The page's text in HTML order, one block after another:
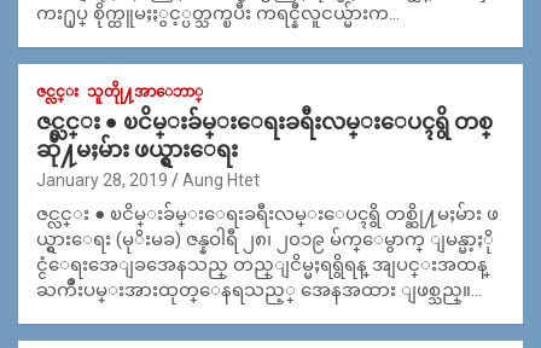
ကး႐ုပ္ စိုက္ထူမႈႏွင့္ပတ္သက္ၿပီး ကရင္နီလူငယ္မ်ားက…
ဇင္လင္း သူတိုု႔အာေဘာ္
ဇင္လင္း ● ၿငိမ္းခ်မ္းေရးခရီးလမ္းေပၚရွိ တစ္
ဆို႔မႈမ်ား ဖယ္ရွားေရး
January 28, 2019 Aung Htet
ဇင္လင္း ● ၿငိမ္းခ်မ္းေရးခရီးလမ္းေပၚရွိ တစ္ဆို႔မႈမ်ား ဖ
ယ္ရွားေရး (မုိးမခ) ဇန္နဝါရီ ၂၈၊ ၂၀၁၉ မ်က္ေမွာက္ ျမန္မာ့ႏို
င္ငံေရးအေျခအေနသည္ တည္ျငိမ္မႈရရွိရန္ အျပင္းအထန္
ႀကိဳးပမ္းအားထုတ္ေနရသည့္ အေနအထား ျဖစ္သည္။…